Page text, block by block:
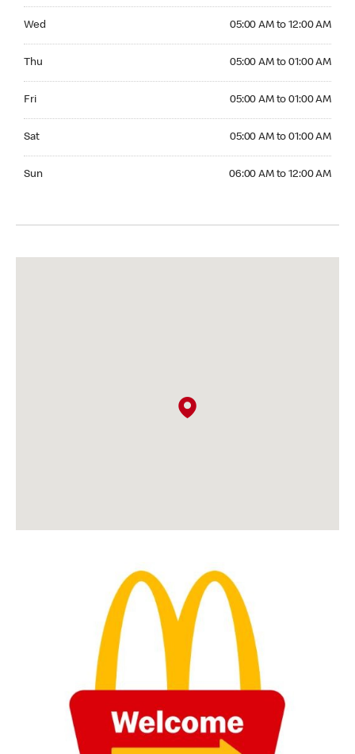
Wed 05:00 AM to 12:00 AM
Thu 05:00 AM to 01:00 AM
Fri 05:00 AM to 01:00 AM
Sat 05:00 AM to 01:00 AM
Sun 06:00 AM to 12:00 AM